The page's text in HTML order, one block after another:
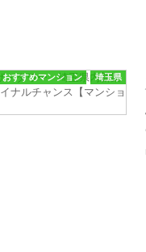
おすすめマンション 埼玉県